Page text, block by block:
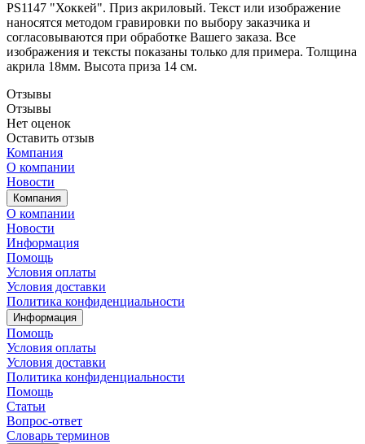
PS1147 "Хоккей". Приз акриловый. Текст или изображение
наносятся методом гравировки по выбору заказчика и
согласовываются при обработке Вашего заказа. Все
изображения и тексты показаны только для примера. Толщина
акрила 18мм. Высота приза 14 см.
Отзывы
Отзывы
Нет оценок
Оставить отзыв
Компания
О компании
Новости
Компания
О компании
Новости
Информация
Помощь
Условия оплаты
Условия доставки
Политика конфиденциальности
Информация
Помощь
Условия оплаты
Условия доставки
Политика конфиденциальности
Помощь
Статьи
Вопрос-ответ
Словарь терминов